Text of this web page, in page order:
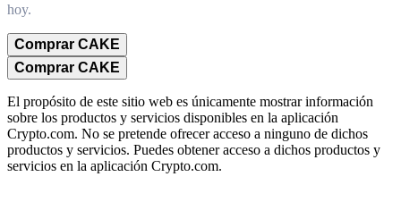
hoy.
Comprar CAKE
Comprar CAKE
El propósito de este sitio web es únicamente mostrar información
sobre los productos y servicios disponibles en la aplicación
Crypto.com. No se pretende ofrecer acceso a ninguno de dichos
productos y servicios. Puedes obtener acceso a dichos productos y
servicios en la aplicación Crypto.com.